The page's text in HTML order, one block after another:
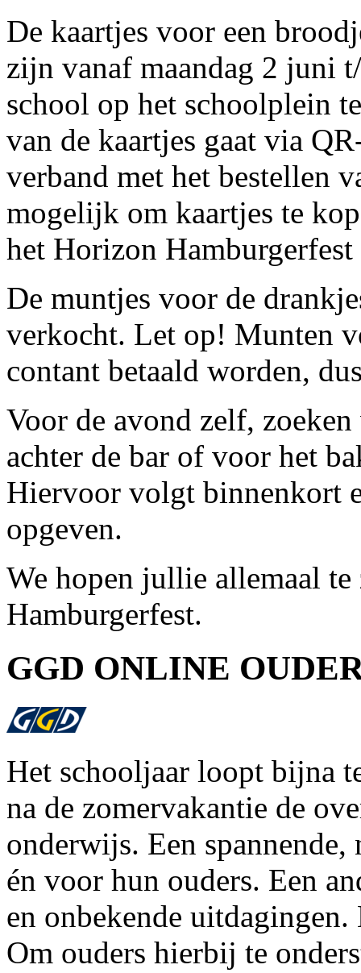
De kaartjes voor een
zijn vanaf maandag 2 juni
school op het schoolplein
van de kaartjes gaat via
verband met het bestellen
mogelijk om kaartjes te
het Horizon
De muntjes voor de
verkocht. Let op! Munten
contant betaald worden,
Voor de avond zelf,
achter de bar of voor het
Hiervoor volgt binnenkort
opgeven.
We hopen jullie allemaal
Hamburgerfest.
GGD ONLINE
Het schooljaar loopt bijna
na de zomervakantie de
onderwijs. Een
én voor hun ouders. Een
en onbekende
Om ouders hierbij te